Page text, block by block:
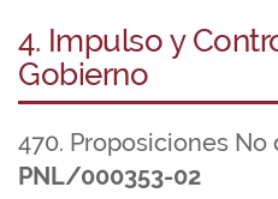
4. Impulso y
Gobierno
470. Proposiciones No
PNL/000353-02